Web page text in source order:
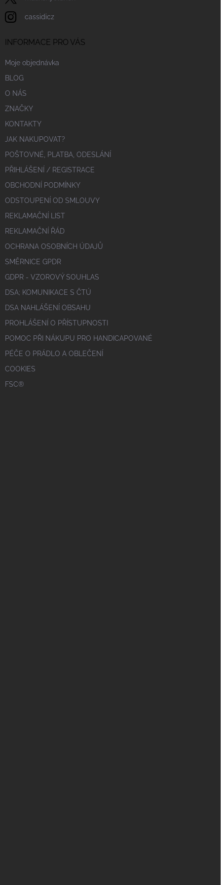
cassidicz
INFORMACE PRO VÁS
Moje objednávka
BLOG
O NÁS
ZNAČKY
KONTAKTY
JAK NAKUPOVAT?
POŠTOVNÉ, PLATBA, ODESLÁNÍ
PŘIHLÁŠENÍ / REGISTRACE
OBCHODNÍ PODMÍNKY
ODSTOUPENÍ OD SMLOUVY
REKLAMAČNÍ LIST
REKLAMAČNÍ ŘÁD
OCHRANA OSOBNÍCH ÚDAJŮ
SMĚRNICE GPDR
GDPR - VZOROVÝ SOUHLAS
DSA; KOMUNIKACE S ČTÚ
DSA NAHLÁŠENÍ OBSAHU
PROHLÁŠENÍ O PŘÍSTUPNOSTI
POMOC PŘI NÁKUPU PRO HANDICAPOVANÉ
PÉČE O PRÁDLO A OBLEČENÍ
COOKIES
FSC®